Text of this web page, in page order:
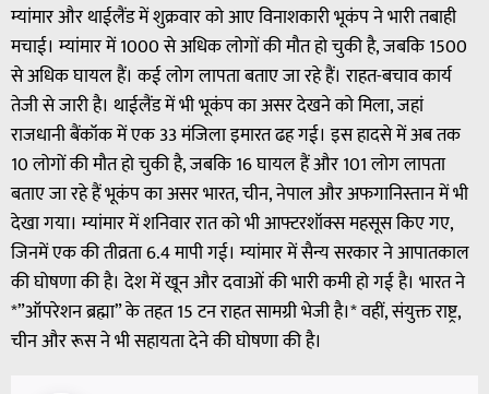
म्यांमार और थाईलैंड में शुक्रवार को आए विनाशकारी भूकंप ने भारी तबाही
मचाई। म्यांमार में 1000 से अधिक लोगों की मौत हो चुकी है, जबकि 1500
से अधिक घायल हैं। कई लोग लापता बताए जा रहे हैं। राहत-बचाव कार्य
तेजी से जारी है। थाईलैंड में भी भूकंप का असर देखने को मिला, जहां
राजधानी बैंकॉक में एक 33 मंजिला इमारत ढह गई। इस हादसे में अब तक
10 लोगों की मौत हो चुकी है, जबकि 16 घायल हैं और 101 लोग लापता
बताए जा रहे हैं भूकंप का असर भारत, चीन, नेपाल और अफगानिस्तान में भी
देखा गया। म्यांमार में शनिवार रात को भी आफ्टरशॉक्स महसूस किए गए,
जिनमें एक की तीव्रता 6.4 मापी गई। म्यांमार में सैन्य सरकार ने आपातकाल
की घोषणा की है। देश में खून और दवाओं की भारी कमी हो गई है। भारत ने
*”ऑपरेशन ब्रह्मा” के तहत 15 टन राहत सामग्री भेजी है।* वहीं, संयुक्त राष्ट्र,
चीन और रूस ने भी सहायता देने की घोषणा की है।